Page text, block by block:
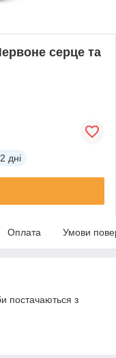
серце та
дні
Оплата Умови
постачаються з